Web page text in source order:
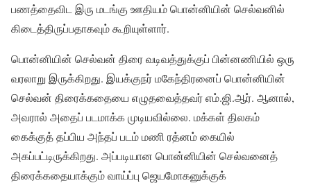
பணத்தைவிட இரு மடங்கு ஊதியம் பொன்னியின் செல்வனில்
கிடைத்திருப்பதாகவும் கூறியுள்ளார்.
பொன்னியின் செல்வன் திரை வடிவத்துக்குப் பின்னணியில் ஒரு
வரலாறு இருக்கிறது. இயக்குநர் மகேந்திரனைப் பொன்னியின்
செல்வன் திரைக்கதையை எழுதவைத்தவர் எம்.ஜி.ஆர். ஆனால்,
அவரால் அதைப் படமாக்க முடியவில்லை. மக்கள் திலகம்
கைக்குத் தப்பிய அந்தப் படம் மணி ரத்னம் கையில்
அகப்பட்டிருக்கிறது. அப்படியான பொன்னியின் செல்வனைத்
திரைக்கதையாக்கும் வாய்ப்பு ஜெயமோகனுக்குக்